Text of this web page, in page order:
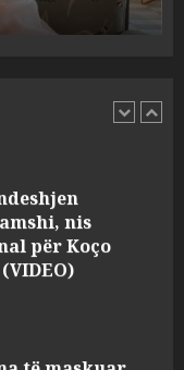
akuzon
nis
për Koço
të maskuar